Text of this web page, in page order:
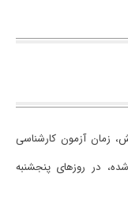
، زمان آزمون کارشناسی
ﺷﺪه، در روزﻫﺎی ﭘﻨﺠﺸﻨﺒﻪ